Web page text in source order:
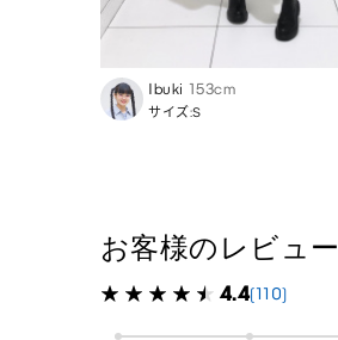
Ibuki 153cm
サイズ:S
お客様のレビュー
4.4(110)